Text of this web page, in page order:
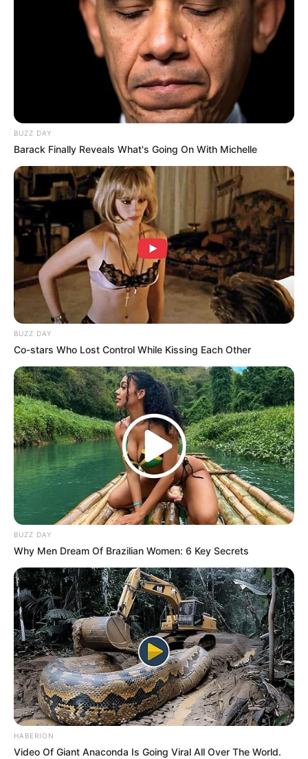
BUZZ DAY
Barack Finally Reveals What's Going On With Michelle
BUZZ DAY
Co-stars Who Lost Control While Kissing Each Other
BUZZ DAY
Why Men Dream Of Brazilian Women: 6 Key Secrets
HABERION
Video Of Giant Anaconda Is Going Viral All Over The World.